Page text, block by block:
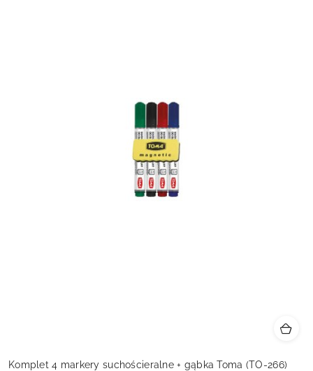
Komplet 4 markery suchościeralne + gąbka Toma (TO-266)